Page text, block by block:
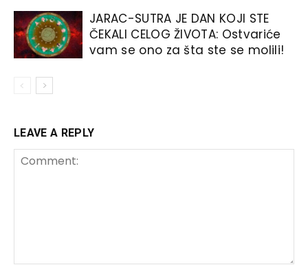
JARAC-SUTRA JE DAN KOJI STE
ČEKALI CELOG ŽIVOTA: Ostvariće
vam se ono za šta ste se molili!
LEAVE A REPLY